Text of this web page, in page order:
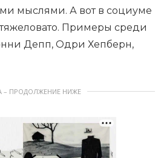
мыслями. А вот в социуме
Примеры среди
Депп, Одри Хепберн,
– ПРОДОЛЖЕНИЕ НИЖЕ